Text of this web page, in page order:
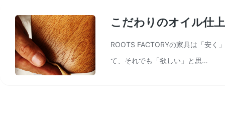
こだわりのオイル仕
ROOTS FACTORYの家具は「安く
て、それでも「欲しい」と思…